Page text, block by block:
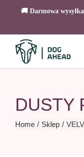
🚚 Darmowa
content
DUSTY
Home Sklep